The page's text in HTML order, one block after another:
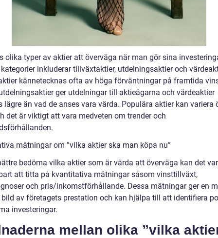
olika typer av aktier att överväga när man gör sina
inkluderar tillväxtaktier, utdelningsaktier och
kännetecknas ofta av höga förväntningar på framtida
ger utdelningar till aktieägarna och värdeaktier
lägre än vad de anses vara värda. Populära aktier kan variera
det är viktigt att vara medveten om trender och
mätningar om ”vilka aktier ska man köpa nu”
bedöma vilka aktier som är värda att överväga kan det
att titta på kvantitativa mätningar såsom vinsttillväxt,
och pris/inkomstförhållande. Dessa mätningar ger en
av företagets prestation och kan hjälpa till att identifiera
investeringar.
mellan olika ”vilka